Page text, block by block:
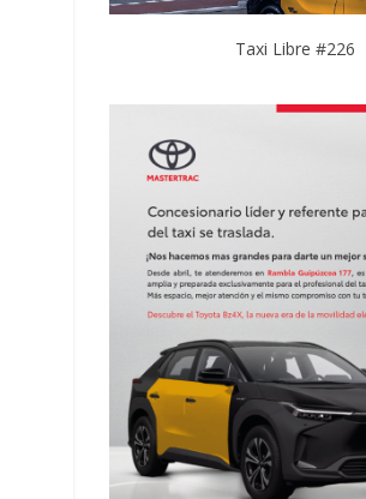
Taxi Libre #226